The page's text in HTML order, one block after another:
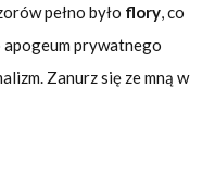
pełno było flory, co
apogeum prywatnego
Zanurz się ze mną w